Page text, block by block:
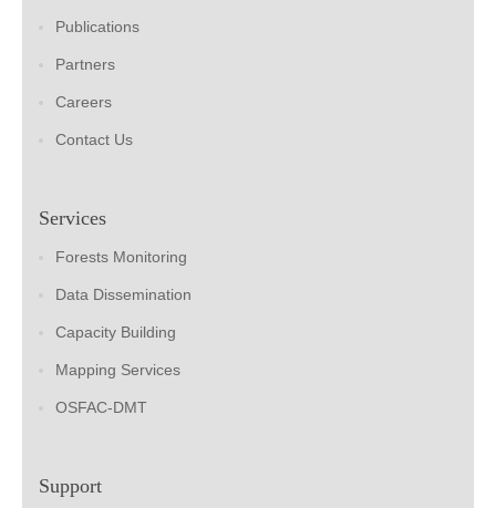
Publications
Partners
Careers
Contact Us
Services
Forests Monitoring
Data Dissemination
Capacity Building
Mapping Services
OSFAC-DMT
Support